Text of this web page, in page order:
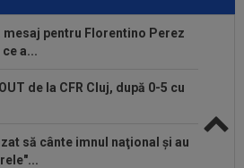
pentru Florentino Perez
a...
de la CFR Cluj, după 0-5 cu
să cânte imnul naţional şi au